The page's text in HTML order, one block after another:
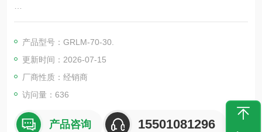
・进行液位测量时，不受高温、高压、水蒸气、气体等的影响。
没有活动部件，并且无需维护。
・是易于布线的 2 线式。
产品型号：GRLM-70-30.
更新时间：2026-07-15
厂商性质：经销商
访问量：636
产品咨询 15501081296